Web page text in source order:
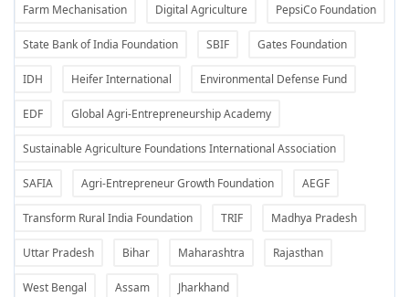
Farm Mechanisation Digital Agriculture PepsiCo Foundation
State Bank of India Foundation SBIF Gates Foundation
IDH Heifer International Environmental Defense Fund
EDF Global Agri-Entrepreneurship Academy
Sustainable Agriculture Foundations International Association
SAFIA Agri-Entrepreneur Growth Foundation AEGF
Transform Rural India Foundation TRIF Madhya Pradesh
Uttar Pradesh Bihar Maharashtra Rajasthan
West Bengal Assam Jharkhand